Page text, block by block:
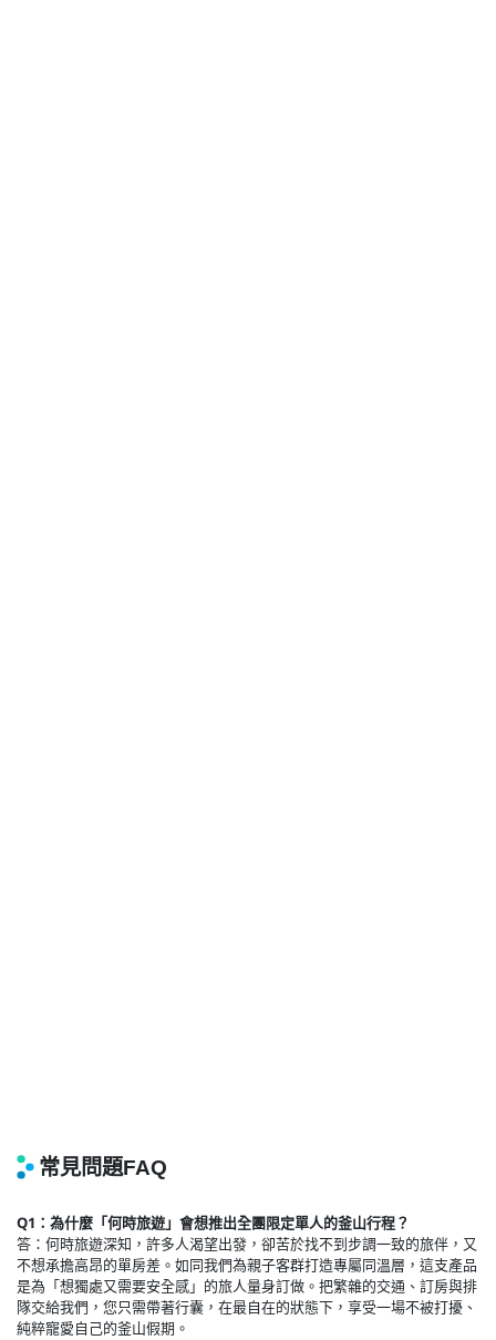
Q1：為什麼「何時旅遊」會想推出全團限定單人的釜山行程？
答：何時旅遊深知，許多人渴望出發，卻苦於找不到步調一致的旅伴，又
不想承擔高昂的單房差。如同我們為親子客群打造專屬同溫層，這支產品
是為「想獨處又需要安全感」的旅人量身訂做。把繁雜的交通、訂房與排
隊交給我們，您只需帶著行囊，在最自在的狀態下，享受一場不被打擾、
純粹寵愛自己的釜山假期。